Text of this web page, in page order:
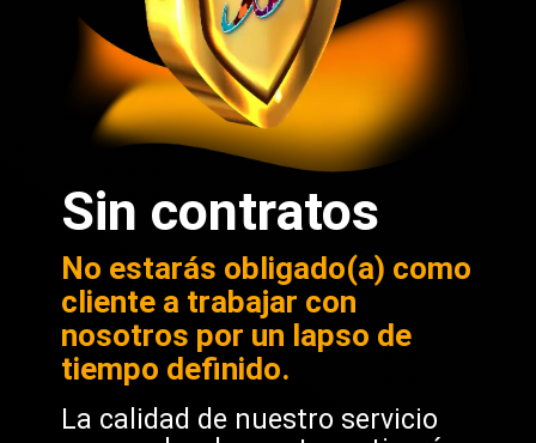
Sin contratos
No estarás obligado(a) como
cliente a trabajar con
nosotros por un lapso de
tiempo definido.
La calidad de nuestro servicio